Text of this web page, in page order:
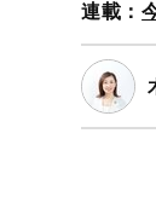
連載：